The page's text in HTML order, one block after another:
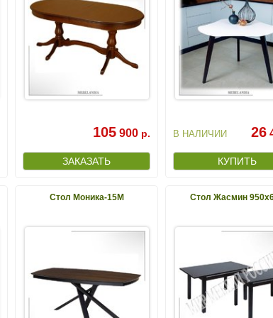
105 900 р. В НАЛИЧИИ 26
Стол Моника-15М Стол Жасмин